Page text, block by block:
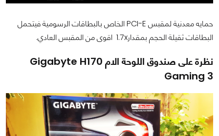
حمايه معدنية لمقبس PCI-E الخاص بالبطاقات الرسومية فيتحمل
البطاقات ثقيلة الحجم بمقدار1.7x اقوى من المقبس العادي.
نظرة على صندوق اللوحة الام Gigabyte H170
Gaming 3